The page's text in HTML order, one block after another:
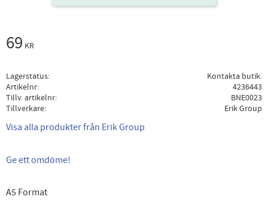
69 KR
Lagerstatus
Kontakta butik.
Artikelnr
4236443
Tillv. artikelnr
BNE0023
Tillverkare
Erik Group
Visa alla produkter från Erik Group
Ge ett omdöme!
A5 Format